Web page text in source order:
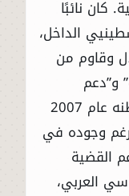
كان نائبًا
الداخل،
وقاوم من
و”دعم
المقاومة”، واضطر إلى مغادرة وطنه عام 2007
وجوده في
القضية
العربي،